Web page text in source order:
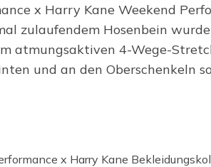
x Harry Kane Weekend
zulaufendem Hosenbein
atmungsaktiven 4-Wege-
und an den Oberschenkeln
x Harry Kane